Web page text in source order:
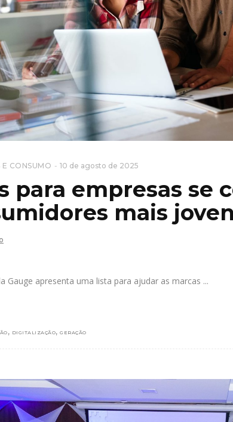
CONSUMO 10 de agosto de 2025
para empresas se
mais
Gauge apresenta uma lista para ajudar as marcas
, DIGITALIZAÇÃO, GERAÇÃO